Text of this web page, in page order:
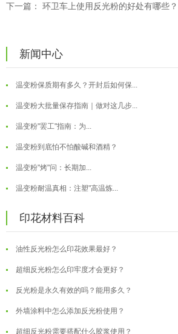
下一篇： 环卫车上使用反光粉的好处有哪些？
新闻中心
温变粉注塑后表面翻车？粗糙、颗粒...
温变粉保质期有多久？开封后如何保...
温变粉大批量保存指南｜做对这几步...
温变粉"罢工"指南：为...
温变粉到底怕不怕酸碱和酒精？
温变粉"烤"问：长期加...
温变粉耐温真相：注塑"高温炼...
温变粉可以做防伪标签、温变防伪吗...
温变粉适合做热变还是冷变？
温变粉注塑后表面翻车？粗糙、颗粒...
温变粉保质期有多久？开封后如何保...
温变粉大批量保存指南｜做对这几步...
温变粉"罢工"指南：为...
印花材料百科
印花温变粉最适合用在什么行业上呢...
油性反光粉怎么印花效果最好？
超细反光粉怎么印牢度才会更好？
反光粉是永久有效的吗？能用多久？
外墙涂料中怎么添加反光粉使用？
超细反光粉需要搭配什么胶浆使用？